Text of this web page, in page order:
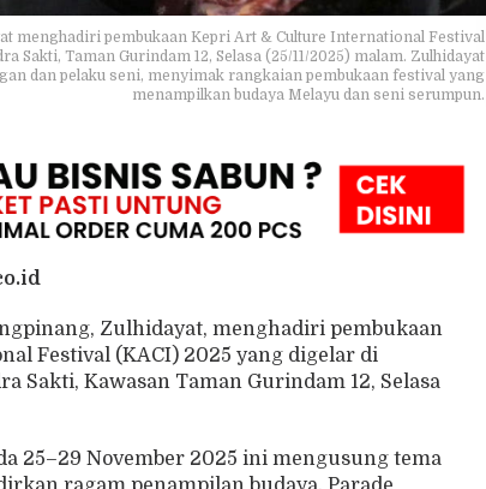
menghadiri pembukaan Kepri Art & Culture International Festival
Sakti, Taman Gurindam 12, Selasa (25/11/2025) malam. Zulhidayat
dan pelaku seni, menyimak rangkaian pembukaan festival yang
menampilkan budaya Melayu dan seni serumpun.
Zulhidayat, menghadiri pembukaan
Festival (KACI) 2025 yang digelar di
Sakti, Kawasan Taman Gurindam 12, Selasa
25–29 November 2025 ini mengusung tema